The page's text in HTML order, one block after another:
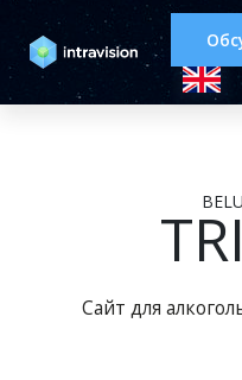
Сайт для